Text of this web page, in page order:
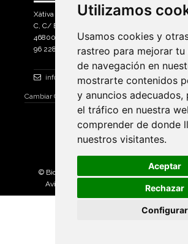
Utilizamos
Usamos cookies y
rastreo para mejorar tu
de navegación en
mostrarte contenidos
y anuncios adecuados,
el tráfico en nuestra
comprender de donde
nuestros visitantes.
Aceptar
Rechazar
Configurar
Utilizamos
Usamos cookies y
rastreo para mejorar tu
de navegación en
mostrarte contenidos
y anuncios adecuados,
el tráfico en nuestra
comprender de donde
nuestros visitantes.
Aceptar
Rechazar
Configurar
Xàtiva Polígon Industrial
C, C/ Braçal del Roncador nave 10. >
46800, Xàtiva.
96 228 71 23
info@bicicletassanchis.com
Cambiar Consentimiento de Cookies
© Bicicletas Sanchis 2025. Todos los
Aviso Legal
Política de privacidad |